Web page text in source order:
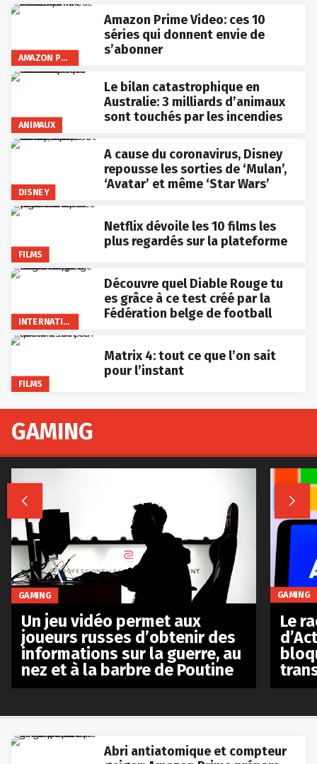
AMAZON PRIME VIDEO
Amazon Prime Video: ces 10
séries qui donnent envie de
s’abonner
ANIMAUX
Le bilan catastrophique en
Australie: 3 milliards d’animaux
sont touchés par les incendies
DISNEY
A cause du coronavirus, Disney
repousse les sorties de ‘Mulan’,
‘Avatar’ et même ‘Star Wars’
FILMS
Netflix dévoile les 10 films les
plus regardés sur la plateforme
INTERNATIONAL
Découvre quel Diable Rouge tu
es grâce à ce test créé par la
Fédération belge de football
FILMS
Matrix 4: tout ce que l’on sait
pour l’instant
Abri antiatomique et compteur
GAMING
 
GAMING
Un jeu vidéo permet aux
joueurs russes d’obtenir des
informations sur la guerre, au
nez et à la barbre de Poutine
GAMING
Le